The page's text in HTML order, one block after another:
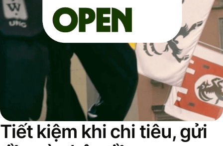
Tiết kiệm khi chi tiêu, gửi